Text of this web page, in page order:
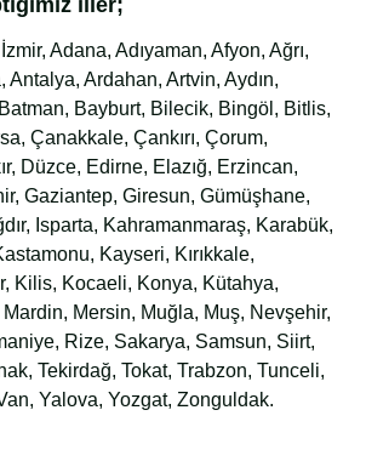
iller;
Adana, Adıyaman, Afyon, Ağrı,
Antalya, Ardahan, Artvin, Aydın,
Batman, Bayburt, Bilecik, Bingöl, Bitlis,
Çanakkale, Çankırı, Çorum,
Düzce, Edirne, Elazığ, Erzincan,
Gaziantep, Giresun, Gümüşhane,
Isparta, Kahramanmaraş, Karabük,
Kayseri, Kırıkkale,
Kilis, Kocaeli, Konya, Kütahya,
Mersin, Muğla, Muş, Nevşehir,
Rize, Sakarya, Samsun, Siirt,
Tekirdağ, Tokat, Trabzon, Tunceli,
Yalova, Yozgat, Zonguldak.